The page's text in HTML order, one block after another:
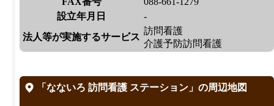
設立年月日
-
法人等が実施するサービス
訪問看護
介護予防訪問看護
「なないろ 訪問看護 ステーション」の周辺地図